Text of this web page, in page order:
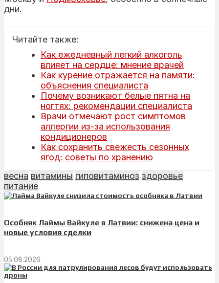
дни.
Читайте также:
Как ежедневный легкий алкоголь
влияет на сердце: мнение врачей
Как курение отражается на памяти:
объяснения специалиста
Почему возникают белые пятна на
ногтях: рекомендации специалиста
Врачи отмечают рост симптомов
аллергии из-за использования
кондиционеров
Как сохранить свежесть сезонных
ягод: советы по хранению
весна витамины гиповитаминоз здоровье
питание
Особняк Лаймы Вайкуле в Латвии: снижена цена и
новые условия сделки
05.08.2026